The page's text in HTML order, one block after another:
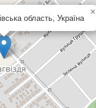
область, Україна
×